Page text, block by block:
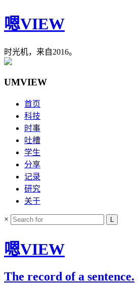
嗯VIEW
时光机，来自2016。
UMVIEW
首页
科技
时事
吐槽
学生
分享
记录
研究
关于
×
嗯VIEW
The record of a sentence.